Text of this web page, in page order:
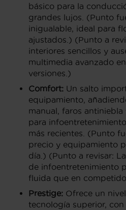
básico para la
grandes lujos. (Punto
inigualable, ideal para
ajustados.) (Punto a
interiores sencillos y
multimedia avanzado
versiones.)
Comfort: Un salto
equipamiento,
manual, faros
para
más recientes. (Punto
precio y equipamiento
día.) (Punto a revisar:
de infoentretenimiento
fluida que en
Prestige: Ofrece un
tecnología superior, con